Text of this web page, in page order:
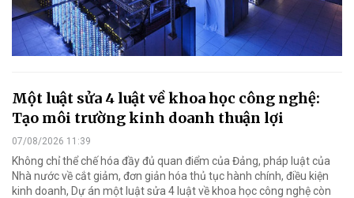
Một luật sửa 4 luật về khoa học công nghệ:
Tạo môi trường kinh doanh thuận lợi
07/08/2026 11:39
Không chỉ thể chế hóa đầy đủ quan điểm của Đảng, pháp luật của
Nhà nước về cắt giảm, đơn giản hóa thủ tục hành chính, điều kiện
kinh doanh, Dự án một luật sửa 4 luật về khoa học công nghệ còn